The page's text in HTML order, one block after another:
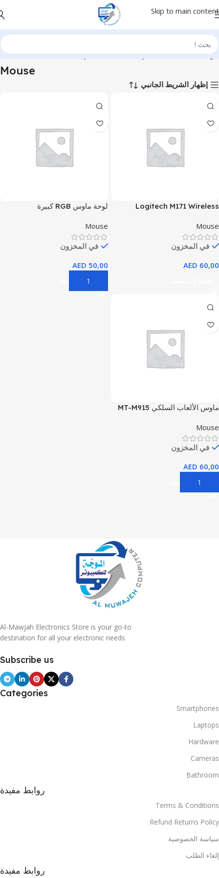
Skip to main content
الرئيسية Computer & Office
Input Devices
Mouse
Mouse
إظهار الشريط الجانبي
Logitech M171 Wireless
2.4 GHz with USB Mini
Receiver, Optical Tracking,
12-Months Battery Life,
Mouse
في المخزون
AED 60,00
لوحة ماوس RGB كبيرة
Mouse
في المخزون
AED 50,00
إضافة إلى السلة
ماوس الألعاب السلكي MT-M915
Mouse
في المخزون
AED 60,00
إضافة إلى السلة
Al-Mawjah Electronics Store is your go-to
destination for all your electronic needs
Subscribe us
Categories
Smartphones
Laptops
Hardware
Cameras
Bathroom
روابط مفيدة
Terms & Conditions
Refund Returns Policy
سياسة الخصوصية
إلغاء الطلب
روابط مفيدة